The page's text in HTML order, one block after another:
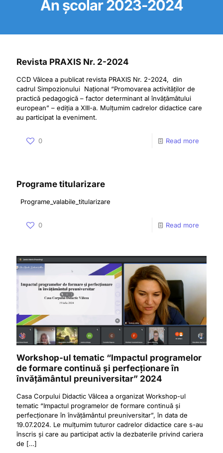
An școlar 2023-2024
Revista PRAXIS Nr. 2-2024
CCD Vâlcea a publicat revista PRAXIS Nr. 2-2024, din
cadrul Simpozionului Național “Promovarea activităților de
practică pedagogică – factor determinant al învățămâtului
european” – ediția a XIII-a. Mulțumim cadrelor didactice care
au participat la eveniment.
0 Read more
Programe titularizare
Programe_valabile_titularizare
0 Read more
Workshop-ul tematic “Impactul programelor
de formare continuă și perfecționare în
învățământul preuniversitar” 2024
Casa Corpului Didactic Vâlcea a organizat Workshop-ul
tematic “Impactul programelor de formare continuă și
perfecționare în învățământul preuniversitar”, în data de
19.07.2024. Le mulțumim tuturor cadrelor didactice care s-au
înscris și care au participat activ la dezbaterile privind cariera
de […]